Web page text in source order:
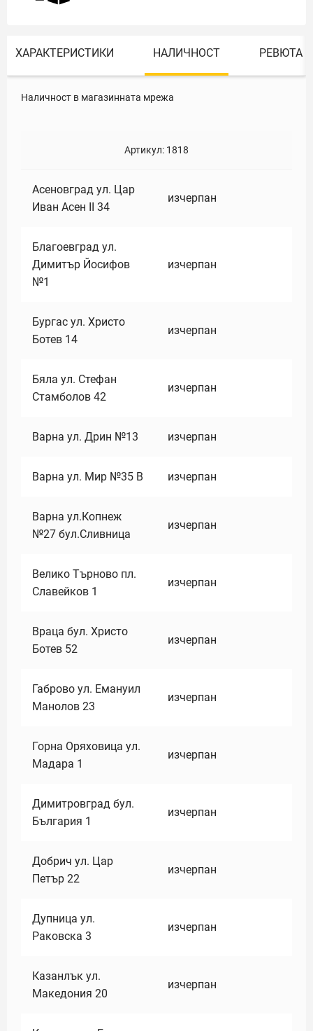
ХАРАКТЕРИСТИКИ НАЛИЧНОСТ РЕВЮТА
Наличност в магазинната мрежа
Артикул: 1818
Асеновград ул. Цар
Иван Асен II 34
изчерпан
Благоевград ул.
Димитър Йосифов
№1
изчерпан
Бургас ул. Христо
Ботев 14
изчерпан
Бяла ул. Стефан
Стамболов 42
изчерпан
Варна ул. Дрин №13 изчерпан
Варна ул. Мир №35 В изчерпан
Варна ул.Копнеж
№27 бул.Сливница
изчерпан
Велико Търново пл.
Славейков 1
изчерпан
Враца бул. Христо
Ботев 52
изчерпан
Габрово ул. Емануил
Манолов 23
изчерпан
Горна Оряховица ул.
Мадара 1
изчерпан
Димитровград бул.
България 1
изчерпан
Добрич ул. Цар
Петър 22
изчерпан
Дупница ул.
Раковска 3
изчерпан
Казанлък ул.
Македония 20
изчерпан